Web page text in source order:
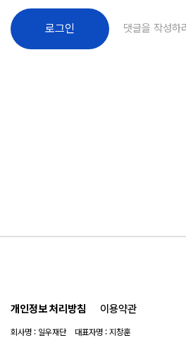
로그인 댓글을 작성하
개인정보 처리방침 이용약관
회사명 : 일우재단 대표자명 : 지창훈